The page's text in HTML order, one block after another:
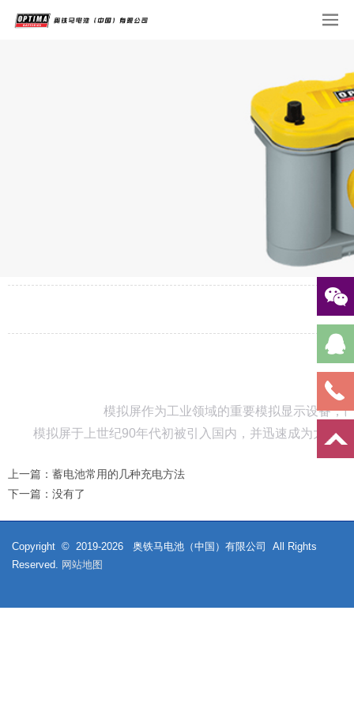
模拟屏作为工业领域的重要模拟显示设备，已
模拟屏于上世纪90年代初被引入国内，并迅速成为大型企
上一篇： 蓄电池常用的几种充电方法
下一篇： 没有了
Copyright © 2019-2026
奥铁马电池（中国）有限公司 All Rights
Reserved. 网站地图